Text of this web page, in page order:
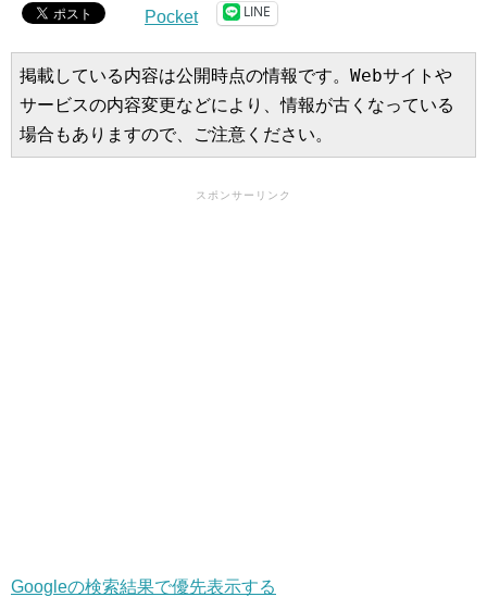
Pocket LINE
掲載している内容は公開時点の情報です。Webサイトや
サービスの内容変更などにより、情報が古くなっている
場合もありますので、ご注意ください。
スポンサーリンク
Googleの検索結果で優先表示する